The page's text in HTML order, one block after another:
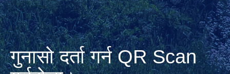
गुनासो दर्ता गर्न QR Scan